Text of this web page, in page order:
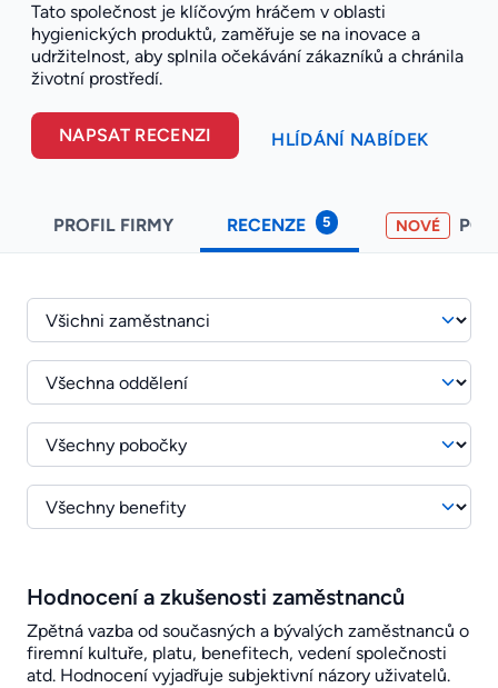
Tato společnost je klíčovým hráčem v oblasti
hygienických produktů, zaměřuje se na inovace a
udržitelnost, aby splnila očekávání zákazníků a chránila
životní prostředí.
NAPSAT RECENZI HLÍDÁNÍ NABÍDEK
PROFIL FIRMY RECENZE 5 NOVÉ
Hodnocení a zkušenosti zaměstnanců
Zpětná vazba od současných a bývalých zaměstnanců o
firemní kultuře, platu, benefitech, vedení společnosti
atd. Hodnocení vyjadřuje subjektivní názory uživatelů.